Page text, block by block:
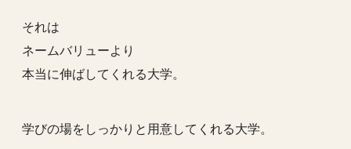
それは
ネームバリューより
本当に伸ばしてくれる大学。
学びの場をしっかりと用意してくれる大学。